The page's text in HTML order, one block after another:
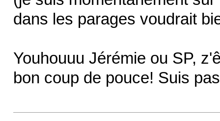
dans les parages voudrait
Youhouuu Jérémie ou SP,
bon coup de pouce! Suis